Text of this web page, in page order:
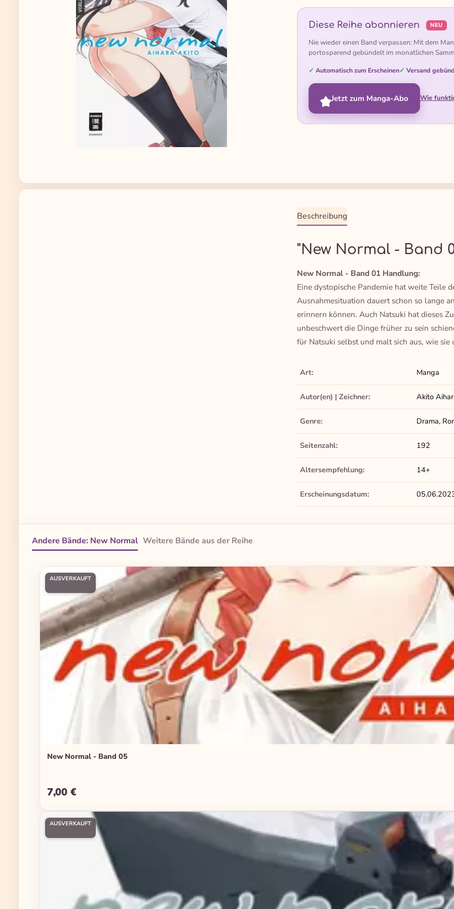
Diese Reihe abonnieren NEU
Nie wieder einen Band verpassen: Mit dem
portosparend gebündelt im monatlichen
Automatisch zum Erscheinen Versand
Jetzt zum Manga-Abo Wie
Beschreibung
"New Normal - Band
New Normal - Band 01 Handlung:
Eine dystopische Pandemie hat weite Teile
Ausnahmesituation dauert schon so lange
erinnern können. Auch Natsuki hat dieses
unbeschwert die Dinge früher zu sein
für Natsuki selbst und malt sich aus, wie
Art: Manga
Autor(en) | Zeichner: Akito
Genre: Drama,
Seitenzahl: 192
Altersempfehlung: 14+
Erscheinungsdatum:
Andere Bände: New Normal Weitere Bände aus der Reihe
Produktgalerie überspringen
AUSVERKAUFT
New Normal - Band 05
Regulärer Preis:
7,00 €
AUSVERKAUFT